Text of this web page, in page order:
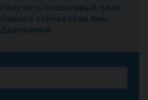
Получить пошаговый план
нашего основателя Яны
Драпкиной